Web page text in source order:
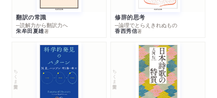
翻訳の常識
─読解力から翻訳力へ
朱牟田夏雄著
修辞的思考
─論理でとらえきれぬもの
香西秀信著
ちくま学芸文庫 ちくま学芸文庫